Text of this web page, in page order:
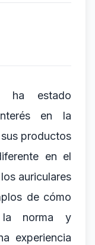
ha estado
en la
productos
en el
auriculares
de cómo
la norma y
experiencia